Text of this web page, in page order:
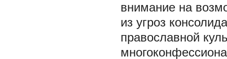
внимание на
из угроз
православной